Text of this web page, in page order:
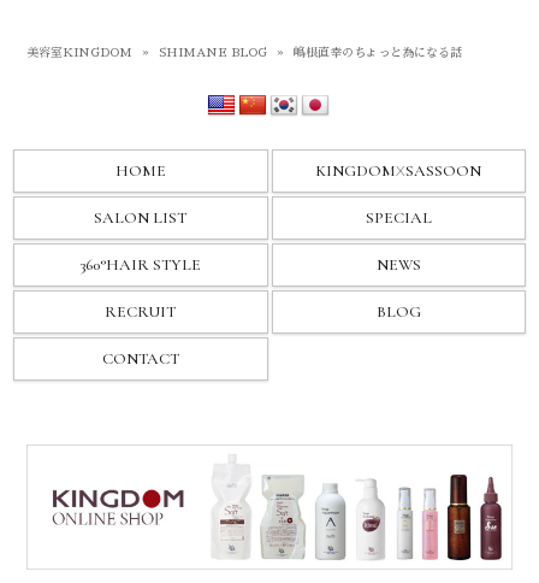
美容室KINGDOM » SHIMANE BLOG » 嶋根直幸のちょっと為になる話
HOME KINGDOMXSASSOON
SALON LIST SPECIAL
360°HAIR STYLE NEWS
RECRUIT BLOG
CONTACT